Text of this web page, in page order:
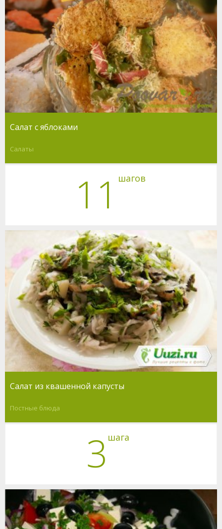
Салат с яблоками
Салаты
11 шагов
Салат из квашенной капусты
Постные блюда
3 шага